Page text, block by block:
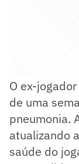
O ex-
de uma
pneumonia.
atualizando
saúde do